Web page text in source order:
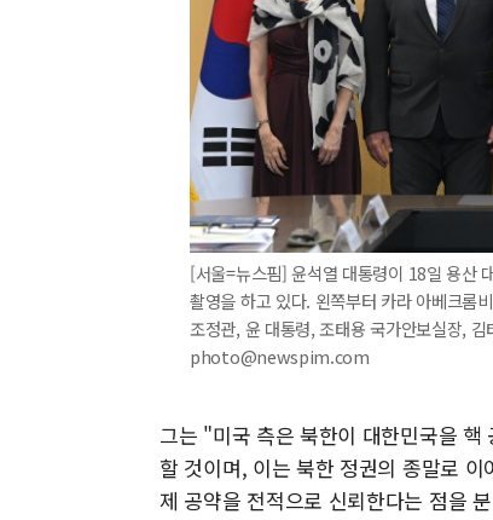
[서울=뉴스핌] 윤석열 대통령이 18일 용산
촬영을 하고 있다. 왼쪽부터 카라 아베크롬
조정관, 윤 대통령, 조태용 국가안보실장,
photo@newspim.com
그는 "미국 측은 북한이 대한민국을 핵
할 것이며, 이는 북한 정권의 종말로
제 공약을 전적으로 신뢰한다는 점을